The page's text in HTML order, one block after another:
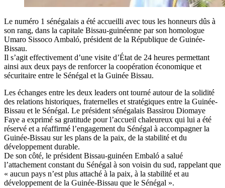
Le numéro 1 sénégalais a été accueilli avec tous les honneurs dûs à
son rang, dans la capitale Bissau-guinéenne par son homologue
Umaro Sissoco Ambaló, président de la République de Guinée-
Bissau.
Il s’agit effectivement d’une visite d’État de 24 heures permettant
ainsi aux deux pays de renforcer la coopération économique et
sécuritaire entre le Sénégal et la Guinée Bissau.
Les échanges entre les deux leaders ont tourné autour de la solidité
des relations historiques, fraternelles et stratégiques entre la Guinée-
Bissau et le Sénégal. Le président sénégalais Bassirou Diomaye
Faye a exprimé sa gratitude pour l’accueil chaleureux qui lui a été
réservé et a réaffirmé l’engagement du Sénégal à accompagner la
Guinée-Bissau sur les plans de la paix, de la stabilité et du
développement durable.
De son côté, le président Bissau-guinéen Embaló a salué
l’attachement constant du Sénégal à son voisin du sud, rappelant que
« aucun pays n’est plus attaché à la paix, à la stabilité et au
développement de la Guinée-Bissau que le Sénégal ».